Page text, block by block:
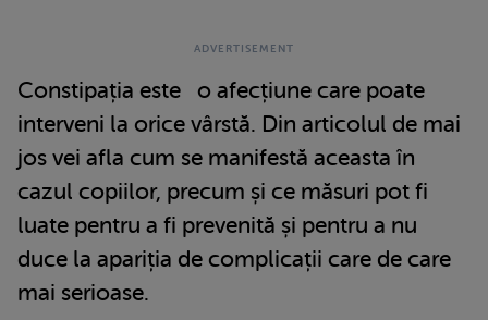
Constipația este o afecțiune care poate
interveni la orice vârstă. Din articolul de mai
jos vei afla cum se manifestă aceasta în
cazul copiilor, precum și ce măsuri pot fi
luate pentru a fi prevenită și pentru a nu
duce la apariția de complicații care de care
mai serioase.